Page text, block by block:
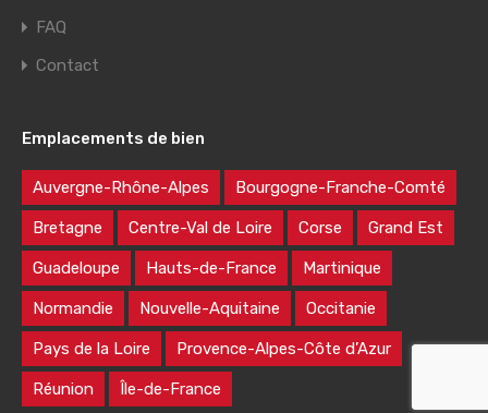
FAQ
Contact
Emplacements de bien
Auvergne-Rhône-Alpes Bourgogne-Franche-Comté
Bretagne Centre-Val de Loire Corse Grand Est
Guadeloupe Hauts-de-France Martinique
Normandie Nouvelle-Aquitaine Occitanie
Pays de la Loire Provence-Alpes-Côte d’Azur
Réunion Île-de-France